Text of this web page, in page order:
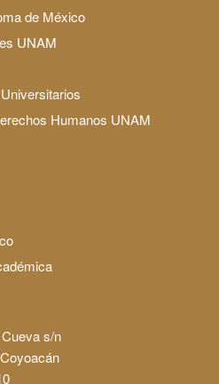
de México
UNAM
Humanos UNAM
s/n